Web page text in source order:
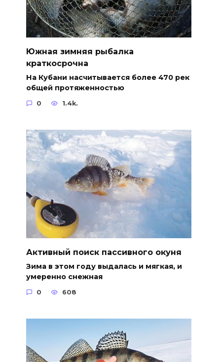
Южная зимняя рыбалка
краткосрочна
На Кубани насчитывается более 470 рек
общей протяженностью
0 1.4k.
Активный поиск пассивного окуня
Зима в этом году выдалась и мягкая, и
умеренно снежная
0 608